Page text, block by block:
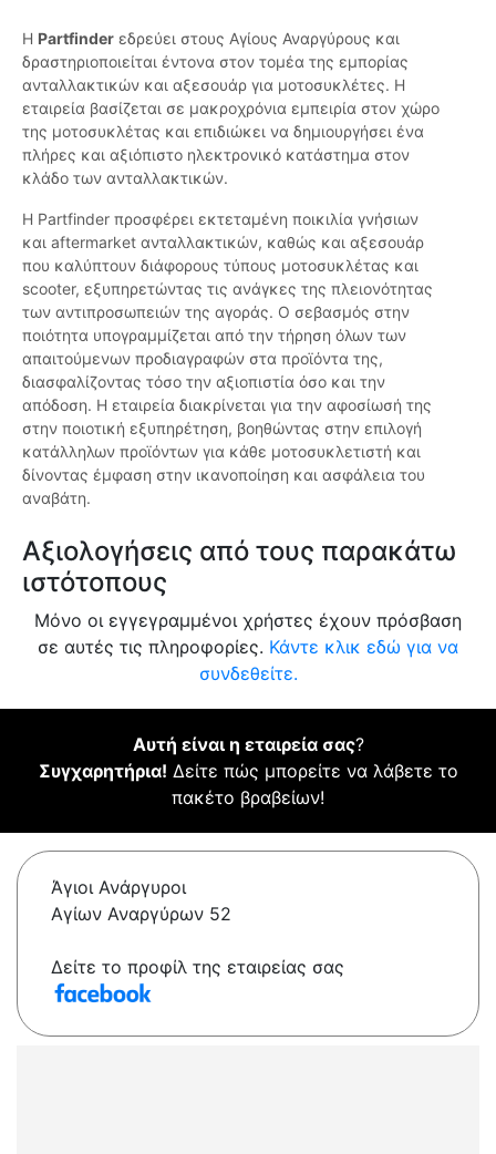
Η Partfinder εδρεύει στους Αγίους Αναργύρους και
δραστηριοποιείται έντονα στον τομέα της εμπορίας
ανταλλακτικών και αξεσουάρ για μοτοσυκλέτες. Η
εταιρεία βασίζεται σε μακροχρόνια εμπειρία στον χώρο
της μοτοσυκλέτας και επιδιώκει να δημιουργήσει ένα
πλήρες και αξιόπιστο ηλεκτρονικό κατάστημα στον
κλάδο των ανταλλακτικών.
Η Partfinder προσφέρει εκτεταμένη ποικιλία γνήσιων
και aftermarket ανταλλακτικών, καθώς και αξεσουάρ
που καλύπτουν διάφορους τύπους μοτοσυκλέτας και
scooter, εξυπηρετώντας τις ανάγκες της πλειονότητας
των αντιπροσωπειών της αγοράς. Ο σεβασμός στην
ποιότητα υπογραμμίζεται από την τήρηση όλων των
απαιτούμενων προδιαγραφών στα προϊόντα της,
διασφαλίζοντας τόσο την αξιοπιστία όσο και την
απόδοση. Η εταιρεία διακρίνεται για την αφοσίωσή της
στην ποιοτική εξυπηρέτηση, βοηθώντας στην επιλογή
κατάλληλων προϊόντων για κάθε μοτοσυκλετιστή και
δίνοντας έμφαση στην ικανοποίηση και ασφάλεια του
αναβάτη.
Αξιολογήσεις από τους παρακάτω
ιστότοπους
Μόνο οι εγγεγραμμένοι χρήστες έχουν πρόσβαση
σε αυτές τις πληροφορίες. Κάντε κλικ εδώ για να
συνδεθείτε.
Αυτή είναι η εταιρεία σας?
Συγχαρητήρια! Δείτε πώς μπορείτε να λάβετε το
πακέτο βραβείων!
Άγιοι Ανάργυροι
Αγίων Αναργύρων 52
Δείτε το προφίλ της εταιρείας σας